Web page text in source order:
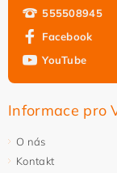
555508945
Facebook
YouTube
Informace pro
O nás
Kontakt